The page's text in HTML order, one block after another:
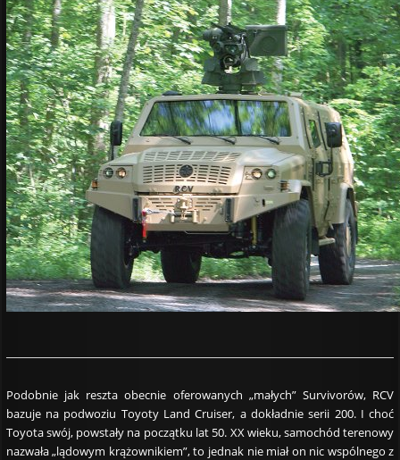
Podobnie jak reszta obecnie oferowanych „małych” Survivorów, RCV
bazuje na podwoziu Toyoty Land Cruiser, a dokładnie serii 200. I choć
Toyota swój, powstały na początku lat 50. XX wieku, samochód terenowy
nazwała „lądowym krążownikiem”, to jednak nie miał on nic wspólnego z